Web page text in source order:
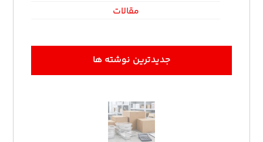
مقالات
جدیدترین نوشته ها